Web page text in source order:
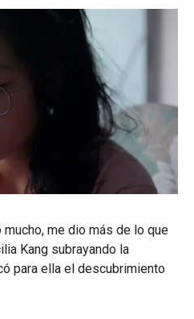
me dio más de lo que
Kang subrayando la
para ella el descubrimiento